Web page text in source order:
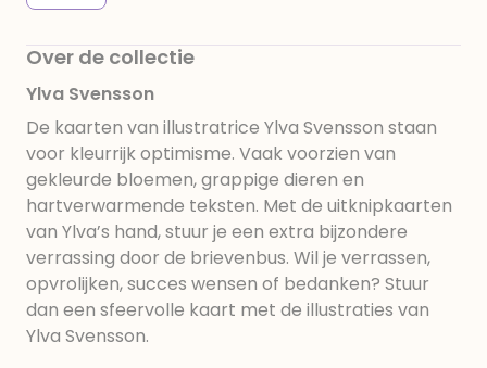
Over de collectie
Ylva Svensson
De kaarten van illustratrice Ylva Svensson staan
voor kleurrijk optimisme. Vaak voorzien van
gekleurde bloemen, grappige dieren en
hartverwarmende teksten. Met de uitknipkaarten
van Ylva’s hand, stuur je een extra bijzondere
verrassing door de brievenbus. Wil je verrassen,
opvrolijken, succes wensen of bedanken? Stuur
dan een sfeervolle kaart met de illustraties van
Ylva Svensson.